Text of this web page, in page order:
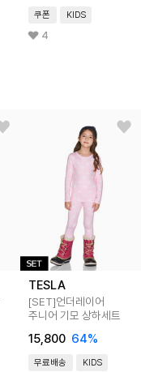
쿠폰 KIDS
4
TESLA
[SET]언더레이어
주니어 기모 상하세트
15,800 64%
무료배송 KIDS